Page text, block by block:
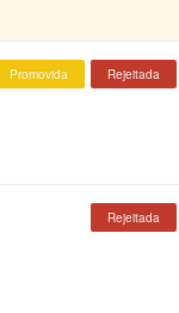
Promovida Rejeitada
Rejeitada